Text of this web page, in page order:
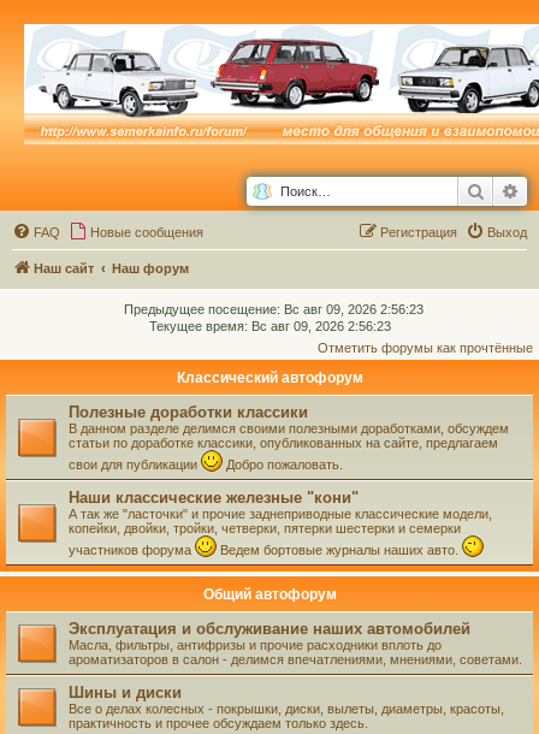
Поиск
FAQ Новые сообщения Выход
Регистрация
Наш сайт Наш форум
Предыдущее посещение: Вс авг 09, 2026 2:56:23
Текущее время: Вс авг 09, 2026 2:56:23
Отметить форумы как прочтённые
Классический автофорум
Полезные доработки классики
В данном разделе делимся своими полезными доработками, обсуждем
статьи по доработке классики, опубликованных на сайте, предлагаем
свои для публикации
Добро пожаловать.
Наши классические железные "кони"
А так же "ласточки" и прочие заднеприводные классические модели,
копейки, двойки, тройки, четверки, пятерки шестерки и семерки
участников форума
Ведем бортовые журналы наших авто.
Общий автофорум
Эксплуатация и обслуживание наших автомобилей
Масла, фильтры, антифризы и прочие расходники вплоть до
ароматизаторов в салон - делимся впечатлениями, мнениями, советами.
Шины и диски
Все о делах колесных - покрышки, диски, вылеты, диаметры, красоты,
практичность и прочее обсуждаем только здесь.